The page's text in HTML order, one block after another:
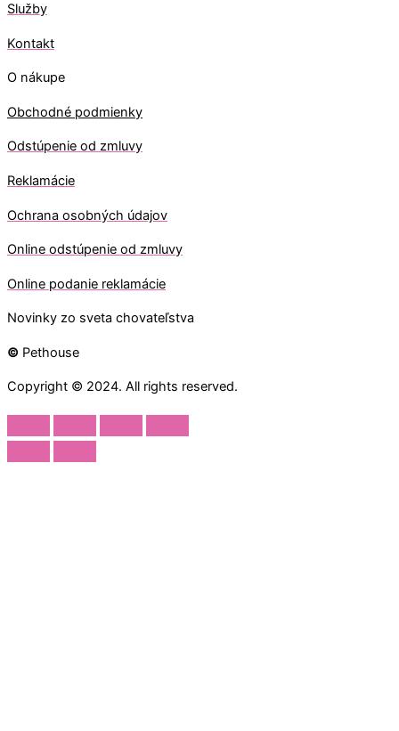
Služby
Kontakt
O nákupe
Obchodné podmienky
Odstúpenie od zmluvy
Reklamácie
Ochrana osobných údajov
Online odstúpenie od zmluvy
Online podanie reklamácie
Novinky zo sveta chovateľstva
© Pethouse
Copyright © 2024. All rights reserved.